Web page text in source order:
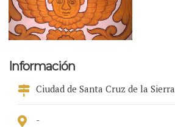
Información
Ciudad de Santa Cruz de la Sierra
-